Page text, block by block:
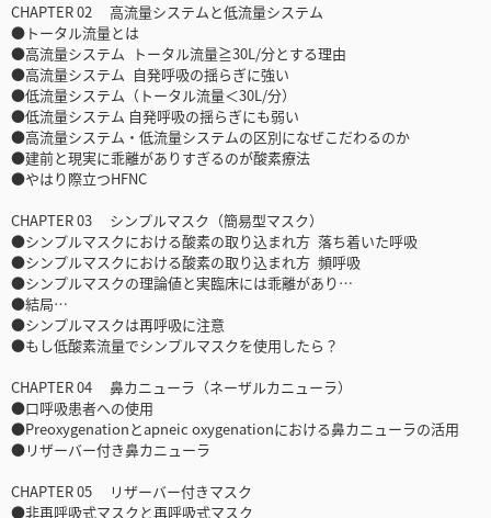
CHAPTER 02 高流量システムと低流量システム
●トータル流量とは
●高流量システム トータル流量≧30L/分とする理由
●高流量システム 自発呼吸の揺らぎに強い
●低流量システム（トータル流量＜30L/分）
●低流量システム 自発呼吸の揺らぎにも弱い
●高流量システム・低流量システムの区別になぜこだわるのか
●建前と現実に乖離がありすぎるのが酸素療法
●やはり際立つHFNC
CHAPTER 03 シンプルマスク（簡易型マスク）
●シンプルマスクにおける酸素の取り込まれ方 落ち着いた呼吸
●シンプルマスクにおける酸素の取り込まれ方 頻呼吸
●シンプルマスクの理論値と実臨床には乖離があり…
●結局…
●シンプルマスクは再呼吸に注意
●もし低酸素流量でシンプルマスクを使用したら？
CHAPTER 04 鼻カニューラ（ネーザルカニューラ）
●口呼吸患者への使用
●Preoxygenationとapneic oxygenationにおける鼻カニューラの活用
●リザーバー付き鼻カニューラ
CHAPTER 05 リザーバー付きマスク
●非再呼吸式マスクと再呼吸式マスク